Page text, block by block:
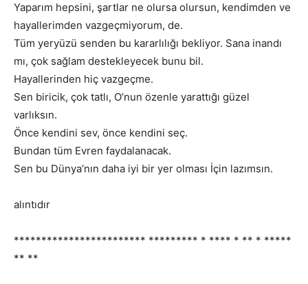
Yaparım hepsini, şartlar ne olursa olursun, kendimden ve
hayallerimden vazgeçmiyorum, de.
Tüm yeryüzü senden bu kararlılığı bekliyor. Sana inandı
mı, çok sağlam destekleyecek bunu bil.
Hayallerinden hiç vazgeçme.
Sen biricik, çok tatlı, O’nun özenle yarattığı güzel
varlıksın.
Önce kendini sev, önce kendini seç.
Bundan tüm Evren faydalanacak.
Sen bu Dünya’nın daha iyi bir yer olması İçin lazımsın.
alıntıdır
************************ ********* * **** * ** * *****
** **